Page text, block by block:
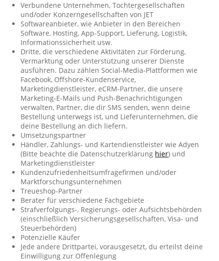
Verbundene Unternehmen, Tochtergesellschaften
und/oder Konzerngesellschaften von JET
Softwareanbieter, wie Anbieter in den Bereichen
Software, Hosting, App-Support, Lieferung, Logistik,
Informationssicherheit usw.
Dritte, die verschiedene Aktivitäten zur Förderung,
Vermarktung oder Unterstützung unserer Dienste
ausführen. Dazu zählen Social-Media-Plattformen wie
Facebook, Offshore-Kundenservice,
Marketingdienstleister, eCRM-Partner, die unsere
Marketing-E-Mails und Push-Benachrichtigungen
verwalten, Partner, die dir SMS senden, wenn deine
Bestellung unterwegs ist, und Lieferunternehmen, die
deine Bestellung an dich liefern.
Umsetzungspartner
Händler, Zahlungs- und Kartendienstleister wie Adyen
(Bitte beachte die Datenschutzerklärung hier) und
Marketingdienstleister
Kundenzufriedenheitsumfragefirmen und/oder
Marktforschungsunternehmen
Treueshop-Partner
Berater für verschiedene Fachgebiete
Strafverfolgungs-, Regierungs- oder Aufsichtsbehörden
(einschließlich Versicherungsgesellschaften, Visa- und
Steuerbehörden)
Potenzielle Käufer
Jede andere Drittpartei, vorausgesetzt, du erteilst deine
Einwilligung zur Offenlegung